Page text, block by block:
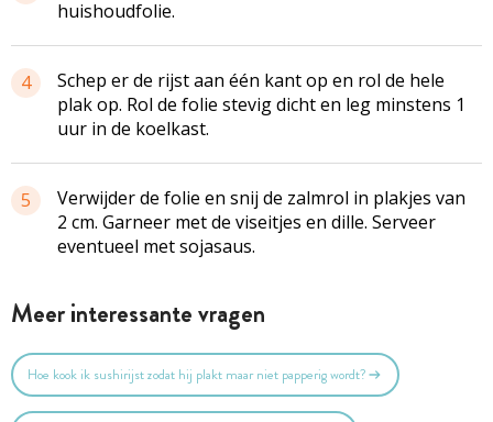
huishoudfolie.
4
Schep er de rijst aan één kant op en rol de hele
plak op. Rol de folie stevig dicht en leg minstens 1
uur in de koelkast.
5
Verwijder de folie en snij de zalmrol in plakjes van
2 cm. Garneer met de viseitjes en dille. Serveer
eventueel met sojasaus.
Meer interessante vragen
Hoe kook ik sushirijst zodat hij plakt maar niet papperig wordt?